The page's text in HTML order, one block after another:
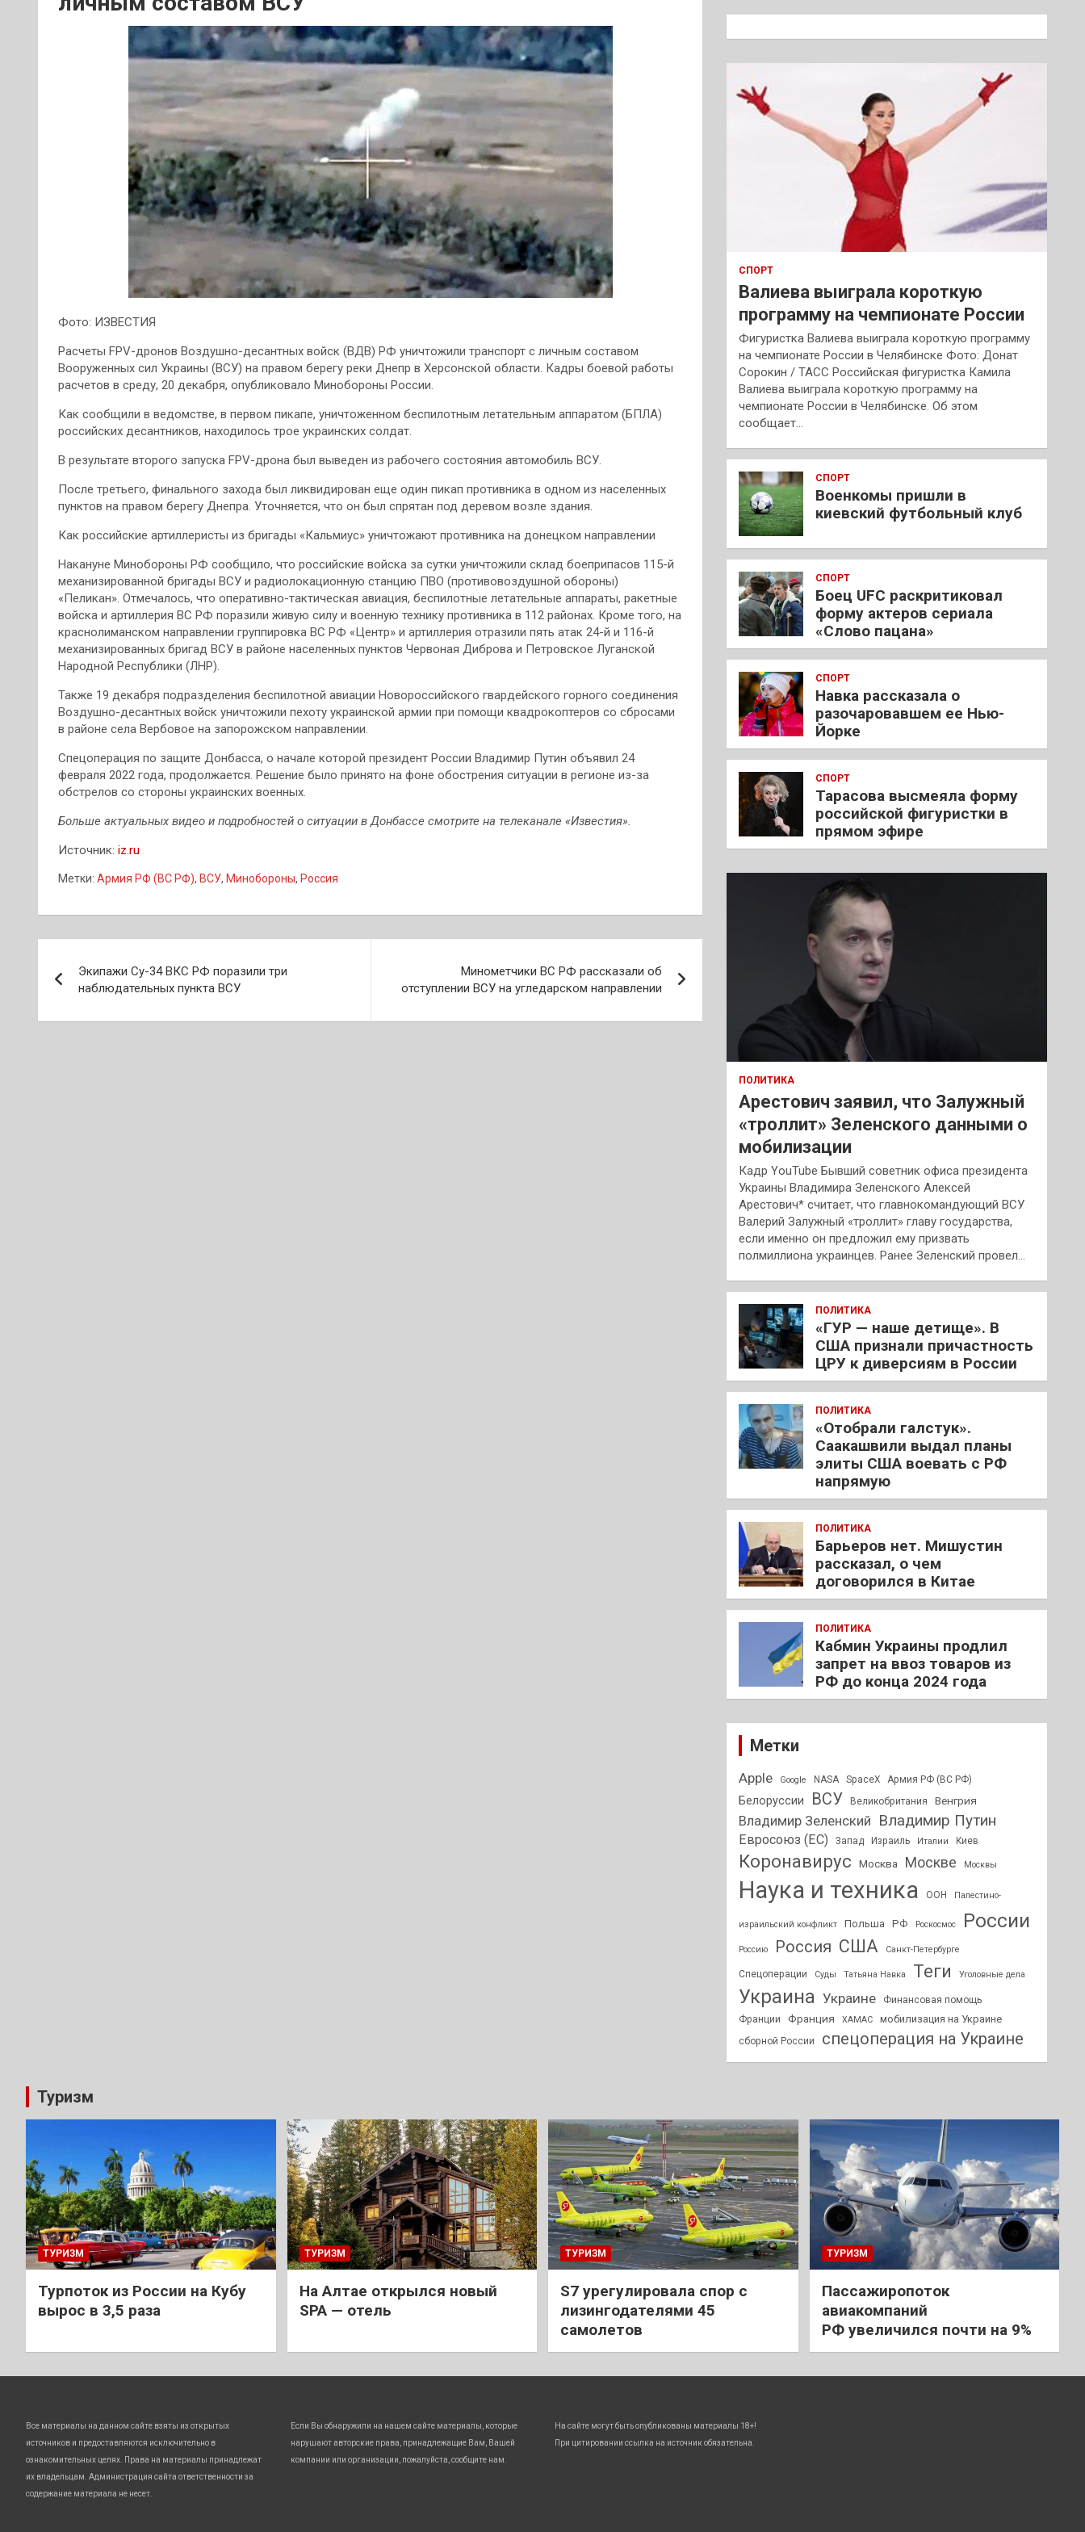
Фото: ИЗВЕСТИЯ
Расчеты FPV-дронов Воздушно-десантных войск (ВДВ) РФ уничтожили транспорт с личным составом
Вооруженных сил Украины (ВСУ) на правом берегу реки Днепр в Херсонской области. Кадры боевой работы
расчетов в среду, 20 декабря, опубликовало Минобороны России.
Как сообщили в ведомстве, в первом пикапе, уничтоженном беспилотным летательным аппаратом (БПЛА)
российских десантников, находилось трое украинских солдат.
В результате второго запуска FPV-дрона был выведен из рабочего состояния автомобиль ВСУ.
После третьего, финального захода был ликвидирован еще один пикап противника в одном из населенных
пунктов на правом берегу Днепра. Уточняется, что он был спрятан под деревом возле здания.
Как российские артиллеристы из бригады «Кальмиус» уничтожают противника на донецком направлении
Накануне Минобороны РФ сообщило, что российские войска за сутки уничтожили склад боеприпасов 115-й
механизированной бригады ВСУ и радиолокационную станцию ПВО (противовоздушной обороны)
«Пеликан». Отмечалось, что оперативно-тактическая авиация, беспилотные летательные аппараты, ракетные
войска и артиллерия ВС РФ поразили живую силу и военную технику противника в 112 районах. Кроме того, на
краснолиманском направлении группировка ВС РФ «Центр» и артиллерия отразили пять атак 24-й и 116-й
механизированных бригад ВСУ в районе населенных пунктов Червоная Диброва и Петровское Луганской
Народной Республики (ЛНР).
Также 19 декабря подразделения беспилотной авиации Новороссийского гвардейского горного соединения
Воздушно-десантных войск уничтожили пехоту украинской армии при помощи квадрокоптеров со сбросами
в районе села Вербовое на запорожском направлении.
Спецоперация по защите Донбасса, о начале которой президент России Владимир Путин объявил 24
февраля 2022 года, продолжается. Решение было принято на фоне обострения ситуации в регионе из-за
обстрелов со стороны украинских военных.
Больше актуальных видео и подробностей о ситуации в Донбассе смотрите на телеканале «Известия».
Источник: iz.ru
Метки: Армия РФ (ВС РФ), ВСУ, Минобороны, Россия
по
записям
Экипажи Су-34 ВКС РФ поразили три
наблюдательных пункта ВСУ
Минометчики ВС РФ рассказали об
отступлении ВСУ на угледарском направлении
к
СПОРТ
Валиева выиграла короткую
программу на чемпионате России
Фигуристка Валиева выиграла короткую программу
на чемпионате России в Челябинске Фото: Донат
Сорокин / ТАСС Российская фигуристка Камила
Валиева выиграла короткую программу на
чемпионате России в Челябинске. Об этом
сообщает…
СПОРТ
Военкомы пришли в
киевский футбольный клуб
СПОРТ
Боец UFC раскритиковал
форму актеров сериала
«Слово пацана»
СПОРТ
Навка рассказала о
разочаровавшем ее Нью-
Йорке
СПОРТ
Тарасова высмеяла форму
российской фигуристки в
прямом эфире
ПОЛИТИКА
Арестович заявил, что Залужный
«троллит» Зеленского данными о
мобилизации
Кадр YouTube Бывший советник офиса президента
Украины Владимира Зеленского Алексей
Арестович* считает, что главнокомандующий ВСУ
Валерий Залужный «троллит» главу государства,
если именно он предложил ему призвать
полмиллиона украинцев. Ранее Зеленский провел…
ПОЛИТИКА
«ГУР — наше детище». В
США признали причастность
ЦРУ к диверсиям в России
ПОЛИТИКА
«Отобрали галстук».
Саакашвили выдал планы
элиты США воевать с РФ
напрямую
ПОЛИТИКА
Барьеров нет. Мишустин
рассказал, о чем
договорился в Китае
ПОЛИТИКА
Кабмин Украины продлил
запрет на ввоз товаров из
РФ до конца 2024 года
Метки
Apple Google NASA SpaceX Армия РФ (ВС РФ)
Белоруссии ВСУ Великобритания Венгрия
Владимир Зеленский Владимир Путин
Евросоюз (ЕС) Запад Израиль Италии Киев
Коронавирус Москва Москве Москвы
Наука и техника ООН Палестино-
израильский конфликт Польша РФ Роскосмос России
Россию Россия США Санкт-Петербурге
Спецоперации Суды Татьяна Навка Теги Уголовные дела
Украина Украине
Финансовая помощь
Франции
Франция ХАМАС мобилизация на Украине
сборной России спецоперация на Украине
Туризм
ТУРИЗМ
Турпоток из России на Кубу
вырос в 3,5 раза
ТУРИЗМ
На Алтае открылся новый
SPA — отель
ТУРИЗМ
S7 урегулировала спор с
лизингодателями 45
самолетов
ТУРИЗМ
Пассажиропоток
авиакомпаний
РФ увеличился почти на 9%
Все материалы на данном сайте взяты из открытых
источников и предоставляются исключительно в
ознакомительных целях. Права на материалы принадлежат
их владельцам. Администрация сайта ответственности за
содержание материала не несет.
Если Вы обнаружили на нашем сайте материалы, которые
нарушают авторские права, принадлежащие Вам, Вашей
компании или организации, пожалуйста, сообщите нам.
На сайте могут быть опубликованы материалы 18+!
При цитировании ссылка на источник обязательна.